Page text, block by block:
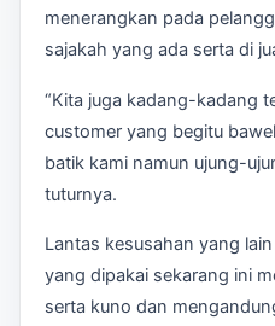
menerangkan pada
sajakah yang ada serta di
“Kita juga kadang-kadang
customer yang begitu
batik kami namun ujung-
tuturnya.
Lantas kesusahan yang
yang dipakai sekarang ini
serta kuno dan